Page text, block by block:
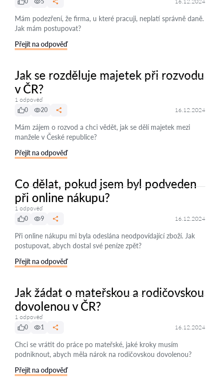
Mám podezření, že firma, u které pracuji, neplatí správně daně.
Jak mám postupovat?
Přejít na odpověď
Jak se rozděluje majetek při rozvodu
v ČR?
1 odpověď
0
20 16.12.2024
Mám zájem o rozvod a chci vědět, jak se dělí majetek mezi
manžele v České republice?
Přejít na odpověď
Co dělat, pokud jsem byl podveden
při online nákupu?
1 odpověď
0
9 16.12.2024
Při online nákupu mi byla odeslána neodpovídající zboží. Jak
postupovat, abych dostal své peníze zpět?
Přejít na odpověď
Jak žádat o mateřskou a rodičovskou
dovolenou v ČR?
1 odpověď
0
1 16.12.2024
Chci se vrátit do práce po mateřské, jaké kroky musím
podniknout, abych měla nárok na rodičovskou dovolenou?
Přejít na odpověď